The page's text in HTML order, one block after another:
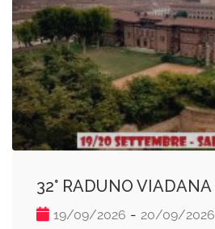
32° RADUNO VIADANA
19/09/2026 - 20/09/2026